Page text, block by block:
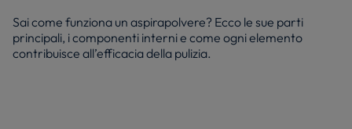
Sai come funziona un aspirapolvere? Ecco le sue parti
principali, i componenti interni e come ogni elemento
contribuisce all’efficacia della pulizia.